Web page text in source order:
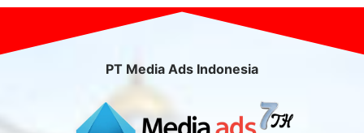
PT Media Ads Indonesia